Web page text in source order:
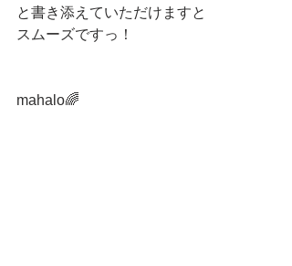
と書き添えていただけますと
スムーズですっ！
mahalo🌈